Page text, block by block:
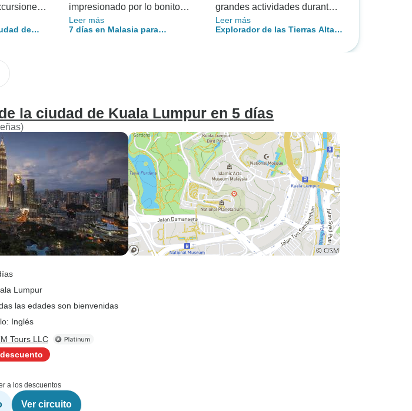
y
sido
local
se ha
de
impresionado por lo bonito
que es y lo poco valorado que
está. Uno de los puntos
país! El tour en general y la
experiencia turística también
fueron muy recomendables.
Además de explorar las
impresionantes atracciones
de Malasia, viajar con un
grupo increíble hizo que el
viaje fuera aún más
memorable. Contar con un
equipo que te apoya y unos
compañeros de viaje
buscas una experiencia de
encarecidamente, y ya estoy
deseando vivir la próxima
Leer más
7 días en Malasia para
grandes actividades durante
todo el recorrido. Me gustó la
forma en que lee a las
necesitamos un ritmo más
lento. Sugeriría que se diera
más información sobre la
dificultad de las excursiones
antes de su comienzo, ya que
a mi pareja le costaba un
poco caminar en algunas de
ellas. Gracias Izz por cuidar
tan bien de Gary y de mí.
Louise Day
Leer más
Explorador de las Tierras Altas
la ciudad de Kuala Lumpur en 5 días
Lumpur
las edades son bienvenidas
Inglés
Tours LLC
a los descuentos
Ver circuito